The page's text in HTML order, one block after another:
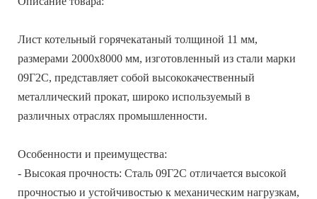
Лист котельный горячекатаный толщиной 11 мм,
размерами 2000х8000 мм, изготовленный из стали марки
09Г2С, представляет собой высококачественный
металлический прокат, широко используемый в
различных отраслях промышленности.
Особенности и преимущества:
- Высокая прочность: Сталь 09Г2С отличается высокой
прочностью и устойчивостью к механическим нагрузкам,